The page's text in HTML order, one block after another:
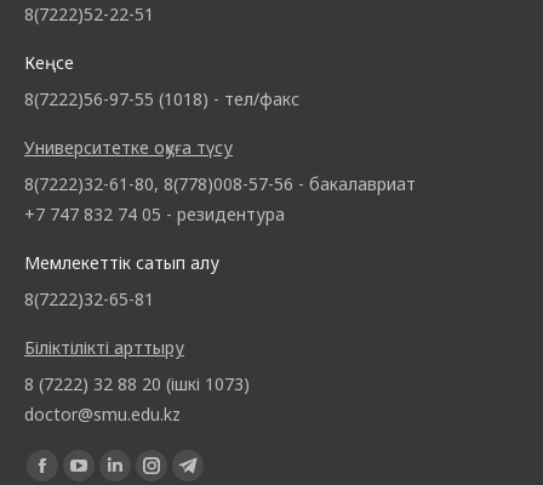
8(7222)52-22-51
Кеңсе
8(7222)56-97-55 (1018) - тел/факс
Университетке оқуға түсу
8(7222)32-61-80, 8(778)008-57-56 - бакалавриат
+7 747 832 74 05 - резидентура
Мемлекеттік сатып алу
8(7222)32-65-81
Біліктілікті арттыру
8 (7222) 32 88 20 (ішкі 1073)
doctor@smu.edu.kz
Find us on: